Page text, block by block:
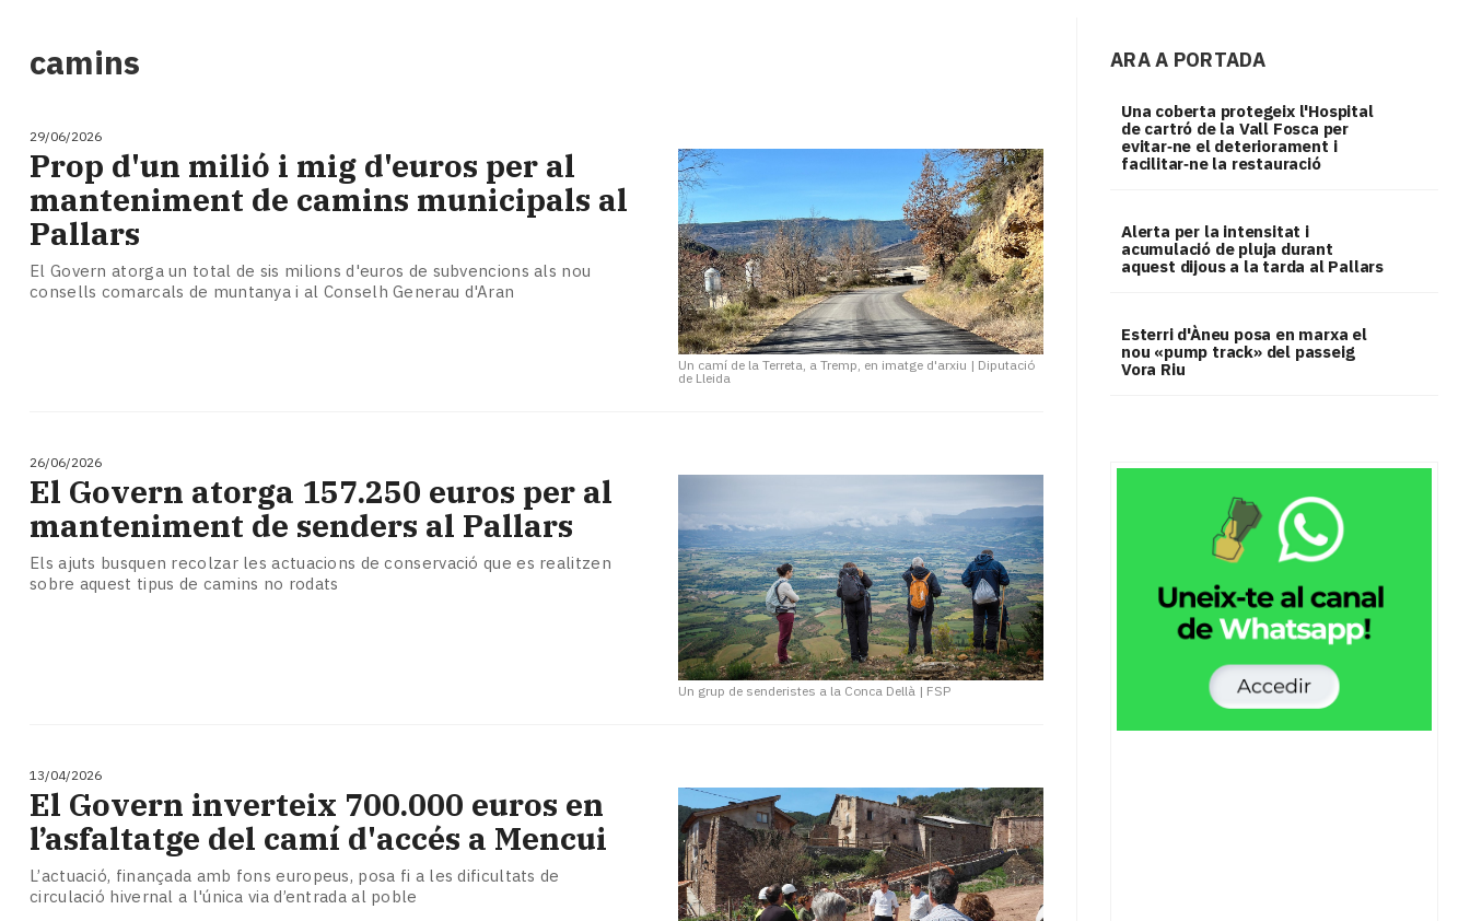
Cultura
tant!
TV
i
mitjans
El
temps
Reportatges
teva!
Subscriptors
La
del
Pallars
camins
29/06/2026
Un camí de la Terreta, a Tremp, en imatge d'arxiu | Diputació
de Lleida
Prop d'un milió i mig d'euros per al
manteniment de camins municipals al
Pallars
El Govern atorga un total de sis milions d'euros de subvencions als nou
consells comarcals de muntanya i al Conselh Generau d'Aran
26/06/2026
Un grup de senderistes a la Conca Dellà | FSP
El Govern atorga 157.250 euros per al
manteniment de senders al Pallars
Els ajuts busquen recolzar les actuacions de conservació que es realitzen
sobre aquest tipus de camins no rodats
13/04/2026
El Govern inverteix 700.000 euros en
l’asfaltatge del camí d'accés a Mencui
L’actuació, finançada amb fons europeus, posa fi a les dificultats de
circulació hivernal a l'única via d’entrada al poble
ARA A PORTADA
Una coberta protegeix l'Hospital
de cartró de la Vall Fosca per
evitar‑ne el deteriorament i
facilitar‑ne la restauració
Alerta per la intensitat i
acumulació de pluja durant
aquest dijous a la tarda al Pallars
Esterri d'Àneu posa en marxa el
nou «pump track» del passeig
Vora Riu